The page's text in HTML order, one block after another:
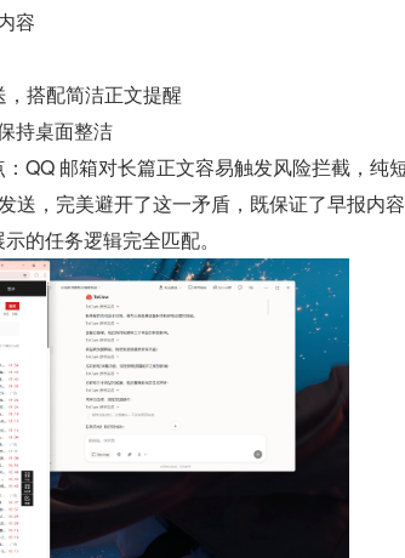
容
搭配简洁正文提醒
持桌面整洁
QQ 邮箱对长篇正文容易触发风险拦截，纯
送，完美避开了这一矛盾，既保证了早报内
的任务逻辑完全匹配。